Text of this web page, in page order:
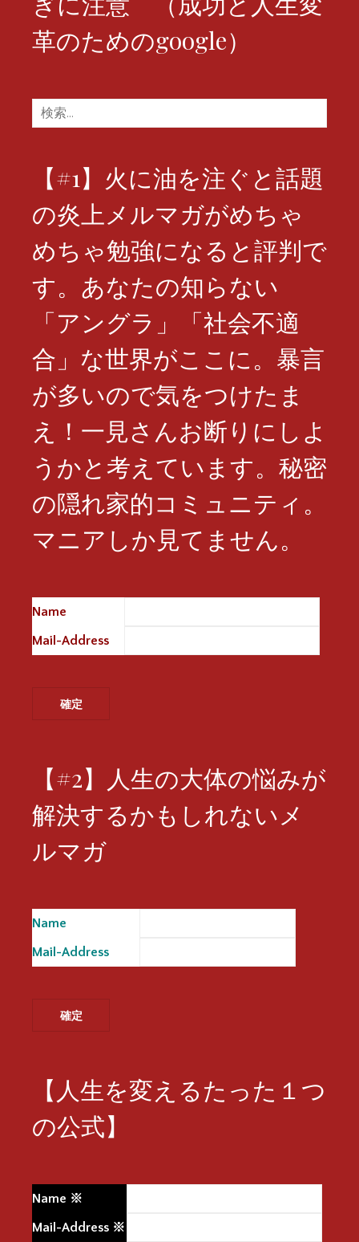
革のためのgoogle）
検
索:
【#1】火に油を注ぐと話題
の炎上メルマガがめちゃ
めちゃ勉強になると評判で
す。あなたの知らない
「アングラ」「社会不適
合」な世界がここに。暴言
が多いので気をつけたま
え！一見さんお断りにしよ
うかと考えています。秘密
の隠れ家的コミュニティ。
マニアしか見てません。
Name
Mail-Address
【#2】人生の大体の悩みが
解決するかもしれないメ
ルマガ
Name
Mail-Address
【人生を変えるたった１つ
の公式】
Name ※
Mail-Address ※